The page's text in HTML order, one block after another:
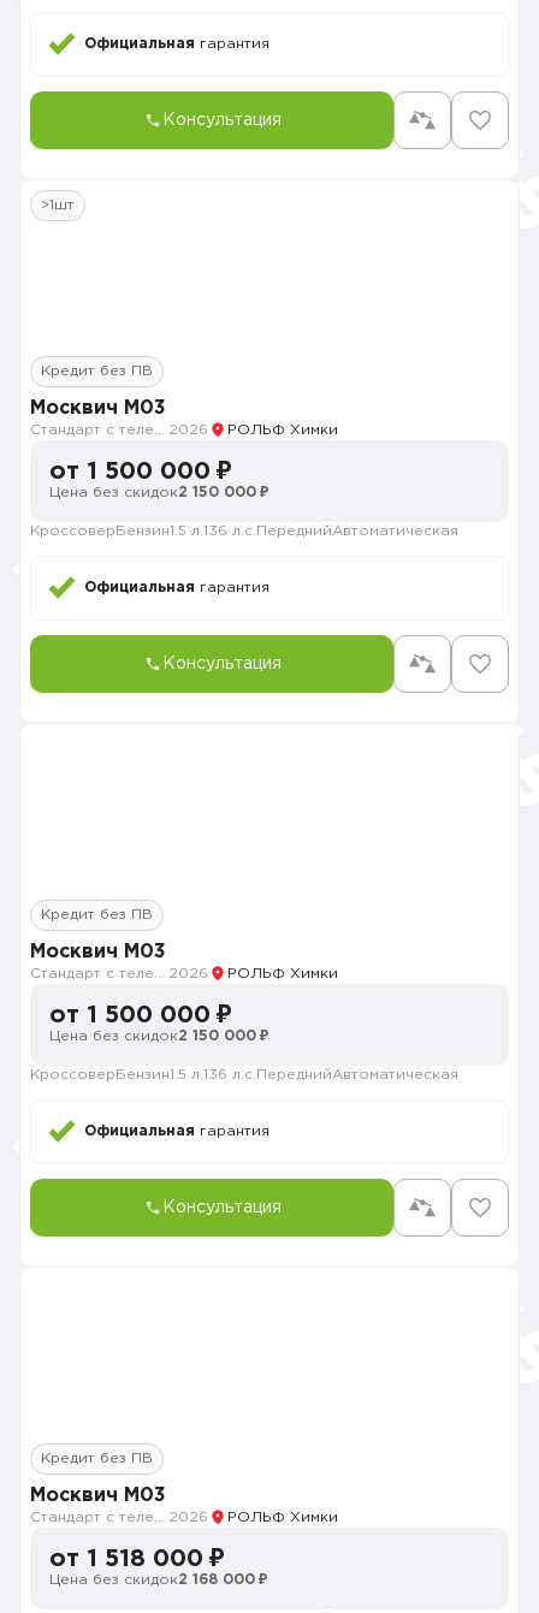
Официальная гарантия
Консультация
>1шт
Кредит без ПВ
Москвич M03
2026 РОЛЬФ Химки
от 1 500 000 ₽
Цена без скидок2 150 000 ₽
Кроссовер Бензин1.5 л. 136 л.с. ПереднийАвтоматическая
Официальная гарантия
Консультация
Кредит без ПВ
Москвич M03
2026 РОЛЬФ Химки
от 1 500 000 ₽
Цена без скидок2 150 000 ₽
Кроссовер Бензин1.5 л. 136 л.с. ПереднийАвтоматическая
Официальная гарантия
Консультация
Кредит без ПВ
Москвич M03
2026 РОЛЬФ Химки
от 1 518 000 ₽
Цена без скидок2 168 000 ₽